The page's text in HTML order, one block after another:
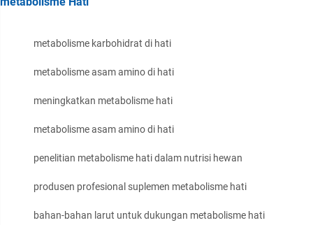
metabolisme karbohidrat di hati
metabolisme asam amino di hati
meningkatkan metabolisme hati
metabolisme asam amino di hati
penelitian metabolisme hati dalam nutrisi hewan
produsen profesional suplemen metabolisme hati
bahan-bahan larut untuk dukungan metabolisme hati